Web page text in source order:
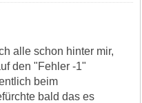
alle schon hinter mir,
den "Fehler -1"
beim
bald das es